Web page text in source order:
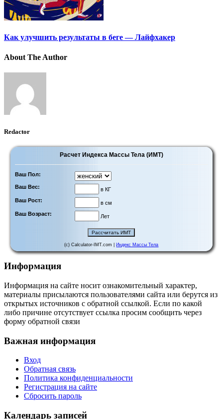
Как улучшить результаты в беге — Лайфхакер
About The Author
Redactor
Расчет Индекса Массы Тела (ИМТ)
Ваш Пол:
Ваш Вес:
в КГ
Ваш Рост:
в см
Ваш Возраст:
Лет
(c) Calculator-IMT.com | Индекс Массы Тела
Информация
Информация на сайте носит ознакомительный характер,
материалы присылаются пользователями сайта или берутся из
открытых источников с обратной ссылкой. Если по какой
либо причине отсутствует ссылка просим сообщить через
форму обратной связи
Важная информация
Вход
Обратная связь
Политика конфиденциальности
Регистрация на сайте
Сбросить пароль
Календарь записей